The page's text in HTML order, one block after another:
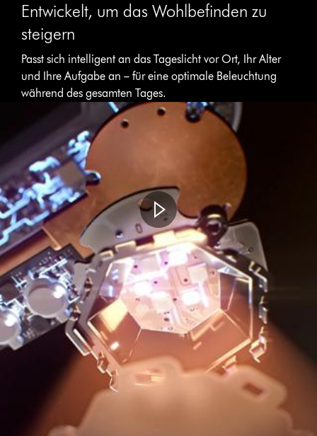
Entwickelt, um das Wohlbefinden zu
steigern
Passt sich intelligent an das Tageslicht vor Ort, Ihr Alter
und Ihre Aufgabe an – für eine optimale Beleuchtung
während des gesamten Tages.